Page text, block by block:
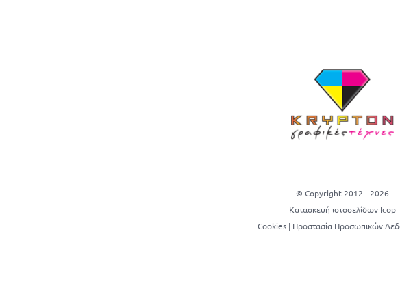
© Copyright 2012 - 2026
Κατασκευή ιστοσελίδων Icop
Cookies| Προστασία Προσωπικών